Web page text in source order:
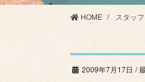
HOME スタッ
2009年7月17日 /